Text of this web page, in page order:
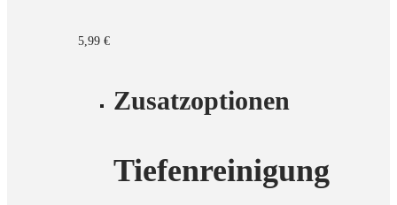
5,99 €
Zusatzoptionen
Tiefenreinigung